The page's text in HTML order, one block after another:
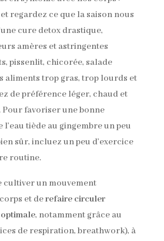
regardez ce que la saison nous
cure detox drastique,
amères et astringentes
pissenlit, chicorée, salade
aliments trop gras, trop lourds et
de préférence léger, chaud et
Pour favoriser une bonne
l’eau tiède au gingembre un peu
sûr, incluez un peu d’exercice
routine.
cultiver un mouvement
et derefaire circuler
, notamment grâce au
de respiration, breathwork), à